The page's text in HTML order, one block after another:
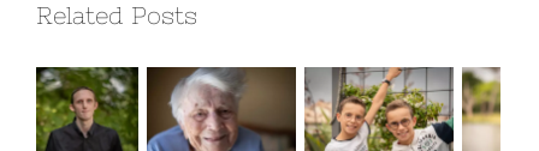
Related Posts